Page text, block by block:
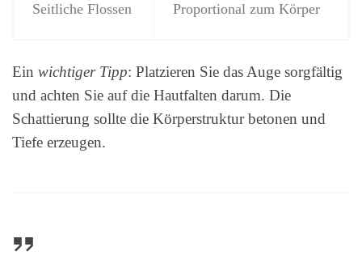
Seitliche Flossen Proportional zum Körper
Ein wichtiger Tipp: Platzieren Sie das Auge sorgfältig
und achten Sie auf die Hautfalten darum. Die
Schattierung sollte die Körperstruktur betonen und
Tiefe erzeugen.